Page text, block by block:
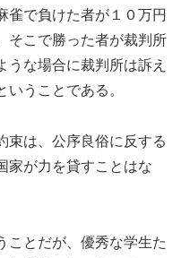
で負けた者が１０万円
そこで勝った者が裁判所
うな場合に裁判所は訴え
うことである。
は、公序良俗に反する
家が力を貸すことはな
とだが、優秀な学生た